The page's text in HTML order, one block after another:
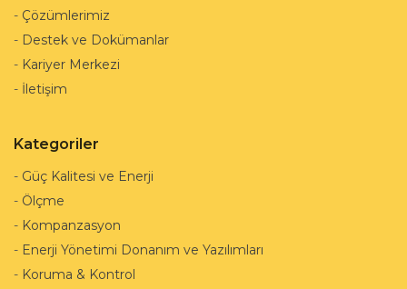
- Çözümlerimiz
- Destek ve Dokümanlar
- Kariyer Merkezi
- İletişim
Kategoriler
- Güç Kalitesi ve Enerji
- Ölçme
- Kompanzasyon
- Enerji Yönetimi Donanım ve Yazılımları
- Koruma & Kontrol